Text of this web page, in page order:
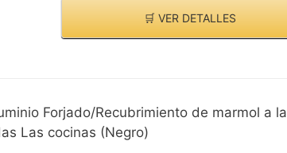
🛒 VER DETALLES
Forjado/Recubrimiento de marmol a la
Las cocinas (Negro)